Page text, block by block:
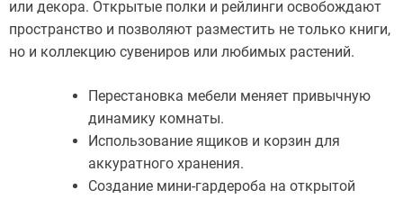
или декора. Открытые полки и рейлинги освобождают
пространство и позволяют разместить не только книги,
но и коллекцию сувениров или любимых растений.
Перестановка мебели меняет привычную
динамику комнаты.
Использование ящиков и корзин для
аккуратного хранения.
Создание мини-гардероба на открытой